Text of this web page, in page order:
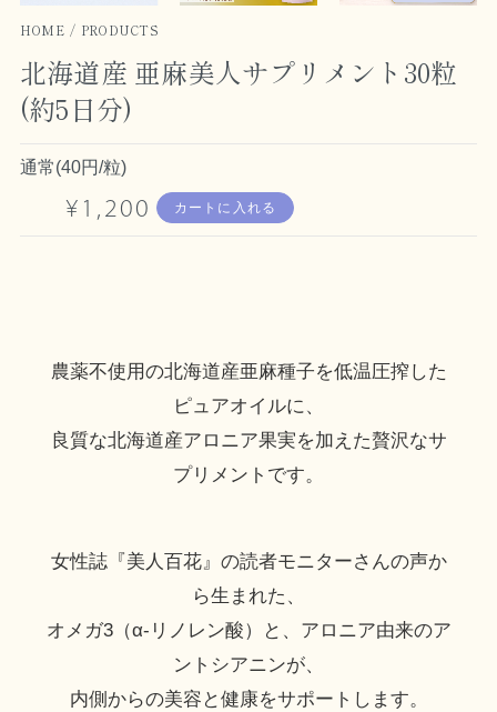
HOME PRODUCTS
北海道産 亜麻美人サプリメント30粒
(約5日分)
通常(40円/粒)
¥1,200 カートに入れる
農薬不使用の北海道産亜麻種子を低温圧搾した
ピュアオイルに、
良質な北海道産アロニア果実を加えた贅沢なサ
プリメントです。
女性誌『美人百花』の読者モニターさんの声か
ら生まれた、
オメガ3（α-リノレン酸）と、アロニア由来のア
ントシアニンが、
内側からの美容と健康をサポートします。